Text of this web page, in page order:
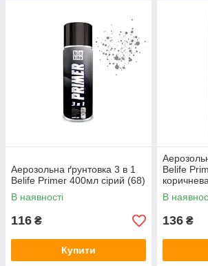
Аерозольна ґрунтовка 3 в 1
Belife Primer 400мл сірий (68)
В наявності
116 ₴
Купити
Belife
В
136 ₴